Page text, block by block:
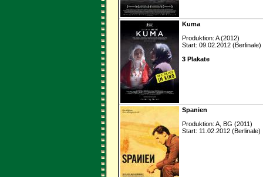
Kuma
Produktion: A (2012)
Start: 09.02.2012 (Berlinale)
3 Plakate
Spanien
Produktion: A, BG (2011)
Start: 11.02.2012 (Berlinale)